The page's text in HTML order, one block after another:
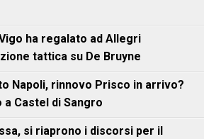
ha regalato ad Allegri
tattica su De Bruyne
Napoli, rinnovo Prisco in arrivo?
Castel di Sangro
si riaprono i discorsi per il